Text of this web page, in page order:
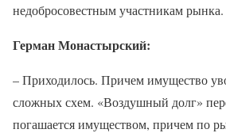
недобросовестным участникам рынка.
Герман Монастырский:
– Приходилось. Причем имущество
сложных схем. «Воздушный долг»
погашается имуществом, причем по